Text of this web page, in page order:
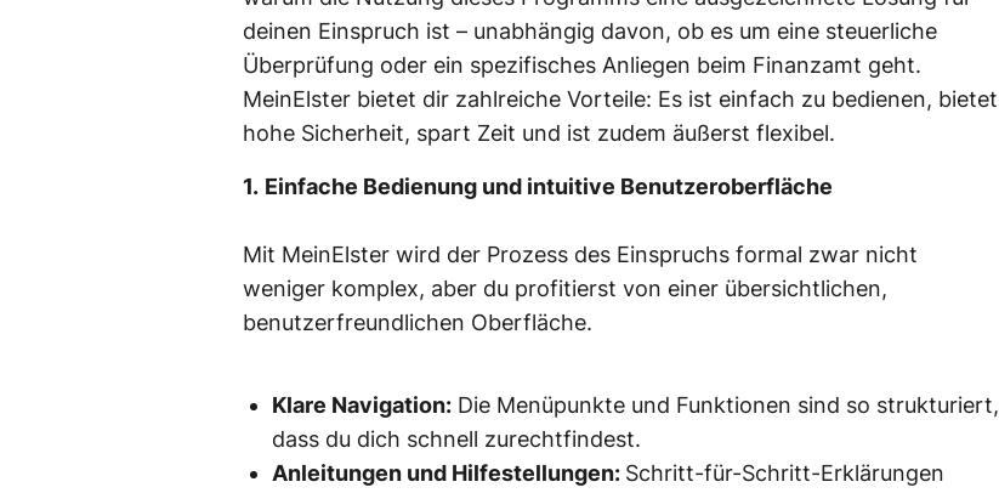
deinen Einspruch ist – unabhängig davon, ob es um eine steuerliche
Überprüfung oder ein spezifisches Anliegen beim Finanzamt geht.
MeinElster bietet dir zahlreiche Vorteile: Es ist einfach zu bedienen, bietet
hohe Sicherheit, spart Zeit und ist zudem äußerst flexibel.
1. Einfache Bedienung und intuitive Benutzeroberfläche
Mit MeinElster wird der Prozess des Einspruchs formal zwar nicht
weniger komplex, aber du profitierst von einer übersichtlichen,
benutzerfreundlichen Oberfläche.
Klare Navigation: Die Menüpunkte und Funktionen sind so strukturiert,
dass du dich schnell zurechtfindest.
Anleitungen und Hilfestellungen: Schritt-für-Schritt-Erklärungen